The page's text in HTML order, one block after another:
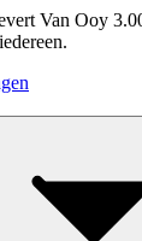
Van Ooy